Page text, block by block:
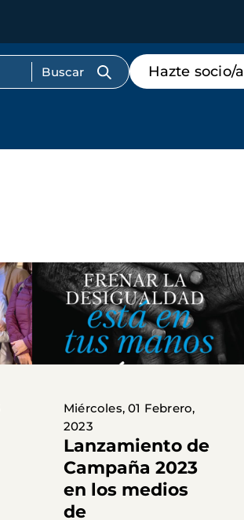
Menú
de
destacados
Hazte socio/a
Miércoles, 01 Febrero,
2023
Lanzamiento de
Campaña 2023
en los medios
de